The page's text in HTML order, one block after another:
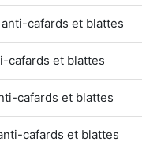
anti-cafards et blattes
cafards et blattes
cafards et blattes
cafards et blattes